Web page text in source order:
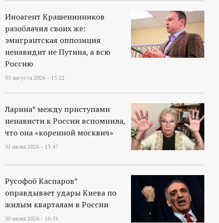
Иноагент Крашенинников
разоблачил своих же:
эмигрантская оппозиция
ненавидит не Путина, а всю
Россию
03 августа 2026 - 15:22
Ларина* между приступами
ненависти к России вспомнила,
что она «коренной москвич»
31 июля 2026 - 13:47
Русофоб Каспаров*
оправдывает удары Киева по
жилым кварталам в России
30 июля 2026 - 10:51